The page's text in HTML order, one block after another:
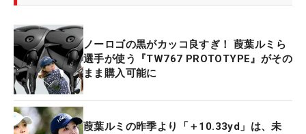
ノーロゴの黒がカッコ良すぎ！ 葭葉ルミら
選手が使う『TW767 PROTOTYPE』がその
まま購入可能に
葭葉ルミの昨季より「＋10.33yd」は、未